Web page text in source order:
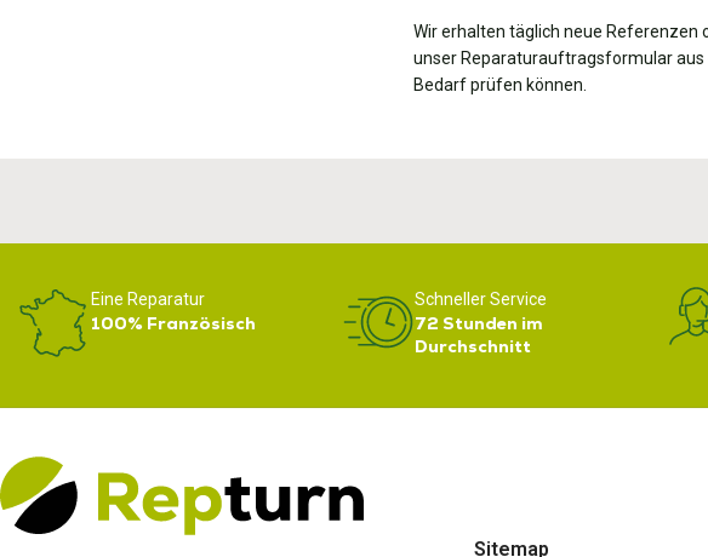
Wir erhalten täglich neue Referenzen
unser Reparaturauftragsformular
Bedarf prüfen können.
Eine Reparatur
100% Französisch
Schneller Service
72 Stunden im
Durchschnitt
Sitemap